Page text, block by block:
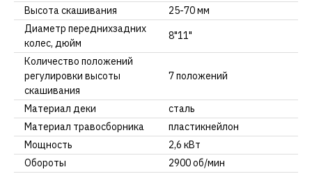
Высота скашивания
25-70 мм
Диаметр переднихзадних
колес, дюйм
8"11"
Количество положений
регулировки высоты
скашивания
7 положений
Материал деки
сталь
Материал травосборника
пластикнейлон
Мощность
2,6 кВт
Обороты
2900 об/мин